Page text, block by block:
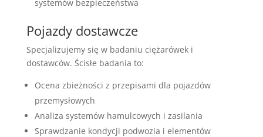
systemów bezpieczeństwa
Pojazdy dostawcze
Specjalizujemy się w badaniu ciężarówek i
dostawców. Ścisłe badania to:
Ocena zbieżności z przepisami dla pojazdów
przemysłowych
Analiza systemów hamulcowych i zasilania
Sprawdzanie kondycji podwozia i elementów